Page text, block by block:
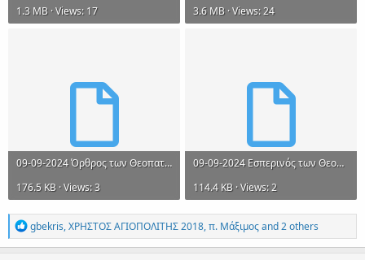
1.3 MB · Views: 17
3.6 MB · Views: 24
09-09-2024 Όρθρος των Θεοπατόρων Εορτάσιμος.mel
176.5 KB · Views: 3
09-09-2024 Εσπερινός των Θεοπατόρων.mel
114.4 KB · Views: 2
R
e
a
gbekris,ΧΡΗΣΤΟΣ ΑΓΙΟΠΟΛΙΤΗΣ 2018,π. Μάξιμοςand 2 others